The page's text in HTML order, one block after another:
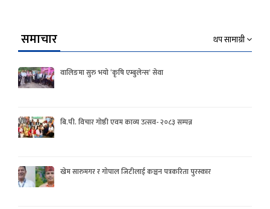
समाचार थप सामाग्री
वालिङमा सुरु भयो ‘कृषि एम्बुलेन्स’ सेवा
बि.पी. विचार गोष्ठी एवम काव्य उत्सव- २०८३ सम्पन्न
खेम सारुमगर र गोपाल जिटीलाई कञ्चन पत्रकरिता पुरस्कार